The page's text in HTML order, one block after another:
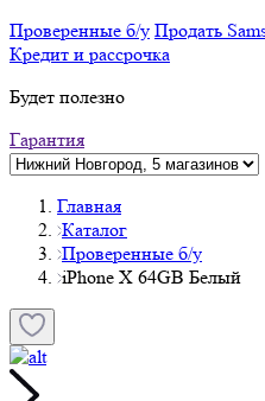
Проверенные б/у Продать
Кредит и рассрочка
Будет полезно
Гарантия
Главная
Каталог
Проверенные б/у
iPhone X 64GB Белый